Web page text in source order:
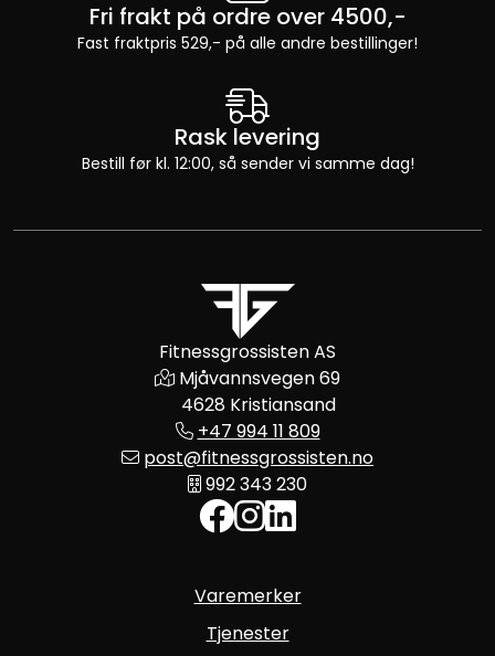
Fri frakt på ordre over 4500,-
Fast fraktpris 529,- på alle andre bestillinger!
Rask levering
Bestill før kl. 12:00, så sender vi samme dag!
Fitnessgrossisten AS
Mjåvannsvegen 69
4628 Kristiansand
+47 994 11 809
post@fitnessgrossisten.no
992 343 230
Varemerker
Tjenester